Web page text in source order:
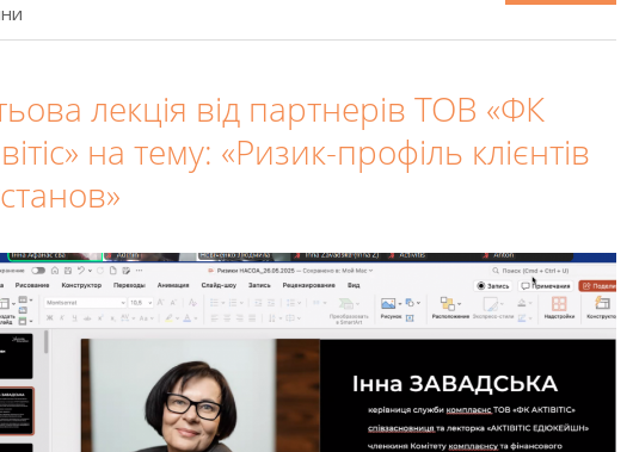
лекція від партнерів ТОВ «ФК
на тему: «Ризик-профіль клієнтів